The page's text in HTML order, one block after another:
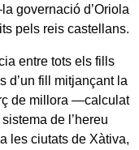
governació d’Oriola
pels reis castellans.
entre tots els fills
d’un fill mitjançant la
de millora —calculat
de l’hereu
les ciutats de Xàtiva,